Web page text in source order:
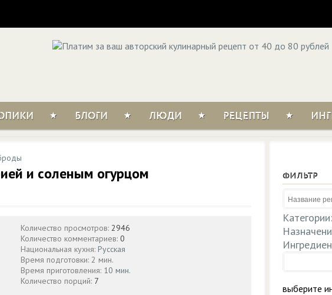
БЛОГИ ЛЮДИ РЕЦЕПТЫ
и соленым огурцом
Количество просмотров: 2946
Количество комментариев: 0
Национальная кухня: Русская
Время подготовки: 2 мин.
Время приготовления: 10 мин.
Количество порций: 7
ФИЛЬТР
Категории:
выберите